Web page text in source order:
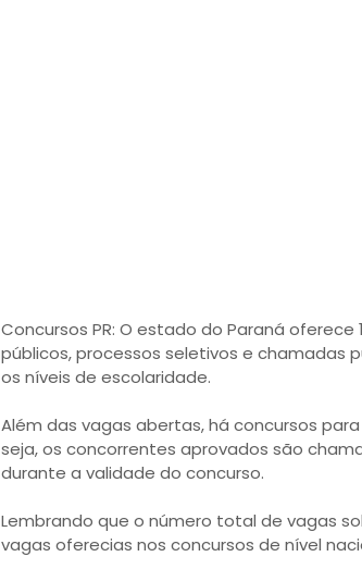
Concursos PR: O estado do Paraná
públicos, processos seletivos e chamadas
os níveis de escolaridade.
Além das vagas abertas, há concursos
seja, os concorrentes aprovados são
durante a validade do concurso.
Lembrando que o número total de vagas
vagas oferecias nos concursos de nível